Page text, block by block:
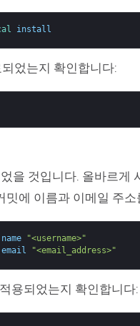
install
었는지 확인합니다:
을 것입니다. 올바르게
밋에 이름과 이메일 주
name
"<username>"
email "<email_address>"
용되었는지 확인합니다: